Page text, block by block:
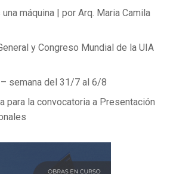
máquina | por Arq. Maria Camila
y Congreso Mundial de la UIA
semana del 31/7 al 6/8
para la convocatoria a Presentación